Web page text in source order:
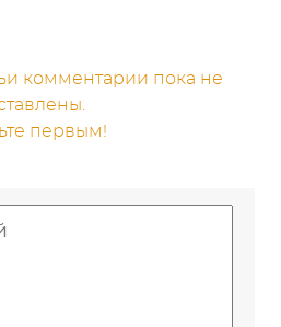
комментарии пока не
первым!